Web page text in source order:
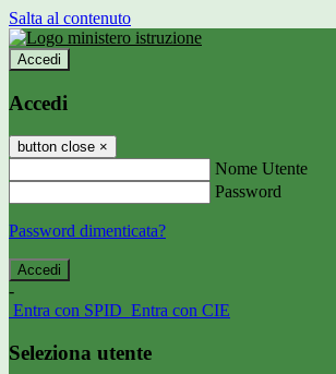
Salta al contenuto
Accedi
Accedi
button close ×
Nome Utente
Password
Password dimenticata?
-
Entra con SPID Entra con CIE
Seleziona utente